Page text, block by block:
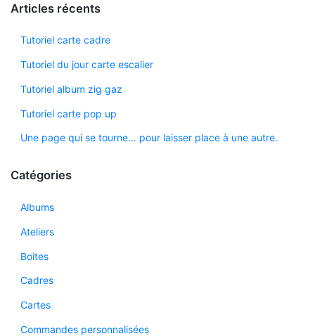
Articles récents
Tutoriel carte cadre
Tutoriel du jour carte escalier
Tutoriel album zig gaz
Tutoriel carte pop up
Une page qui se tourne… pour laisser place à une autre.
Catégories
Albums
Ateliers
Boites
Cadres
Cartes
Commandes personnalisées